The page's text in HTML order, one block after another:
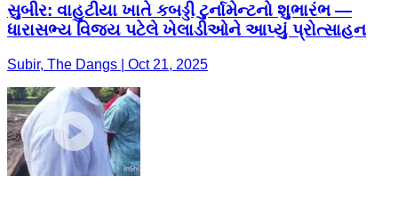
સુબીર: વાહુટીયા ખાતે કબડ્ડી ટુર્નામેન્ટનો શુભારંભ —
ધારાસભ્ય વિજય પટેલે ખેલાડીઓને આપ્યું પ્રોત્સાહન
Subir, The Dangs | Oct 21, 2025